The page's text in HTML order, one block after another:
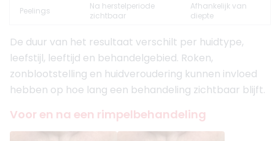
Peelings
Na herstelperiode
zichtbaar
Afhankelijk van
diepte
De duur van het resultaat verschilt per huidtype,
leefstijl, leeftijd en behandelgebied. Roken,
zonblootstelling en huidveroudering kunnen invloed
hebben op hoe lang een behandeling zichtbaar blijft.
Voor en na een rimpelbehandeling